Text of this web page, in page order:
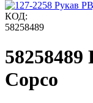
КОД:
58258489
Copco